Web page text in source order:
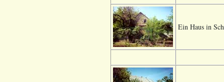
Ein Haus in